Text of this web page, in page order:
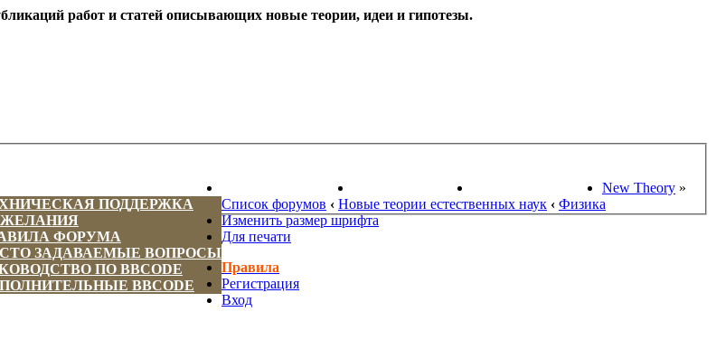
работ и статей описывающих новые теории, идеи и гипотезы.
ПОДДЕРЖКА
ФОРУМА
ЗАДАВАЕМЫЕ ВОПРОСЫ
ПО BBCODE
BBCODE
НОВОСТИ НАУКИ ПОИСК ТЕОРИЙ СТАРЫЙ ПОРТАЛ New Theory »
Список форумов ‹ Новые теории естественных наук ‹ Физика
Изменить размер шрифта
Для печати
Правила
Регистрация
Вход